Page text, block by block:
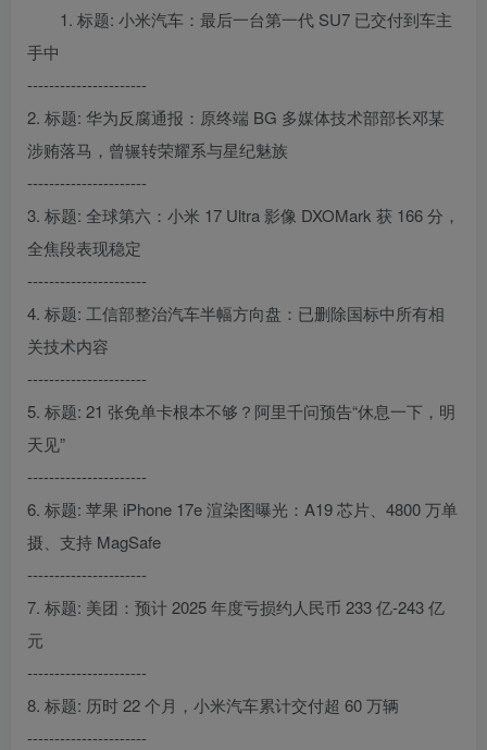
1. 标题: 小米汽车：最后一台第一代 SU7 已交付到车主
手中
----------------------
2. 标题: 华为反腐通报：原终端 BG 多媒体技术部部长邓某
涉贿落马，曾辗转荣耀系与星纪魅族
----------------------
3. 标题: 全球第六：小米 17 Ultra 影像 DXOMark 获 166 分，
全焦段表现稳定
----------------------
4. 标题: 工信部整治汽车半幅方向盘：已删除国标中所有相
关技术内容
----------------------
5. 标题: 21 张免单卡根本不够？阿里千问预告“休息一下，明
天见”
----------------------
6. 标题: 苹果 iPhone 17e 渲染图曝光：A19 芯片、4800 万单
摄、支持 MagSafe
----------------------
7. 标题: 美团：预计 2025 年度亏损约人民币 233 亿-243 亿
元
----------------------
8. 标题: 历时 22 个月，小米汽车累计交付超 60 万辆
----------------------